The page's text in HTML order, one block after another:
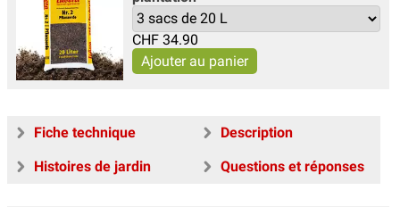
CHF 34.90
Fiche technique
Description
Histoires de jardin
Questions et réponses